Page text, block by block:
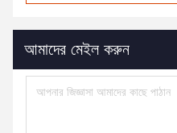
আমাদের মেইল করুন